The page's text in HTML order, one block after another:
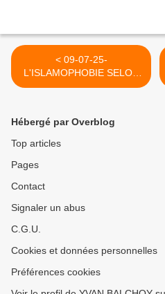
< 09-07-25-
L'ISLAMOPHOBIE SELON
MR RETAILLEAU (LA
Hébergé par Overblog
Top articles
Pages
Contact
Signaler un abus
C.G.U.
Cookies et données personnelles
Préférences cookies